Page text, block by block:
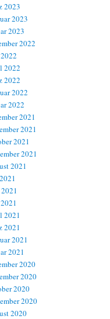
2023
2023
2023
2022
2022
2022
2022
2022
2021
2021
2021
2021
2021
2021
2021
2021
2021
2020
2020
2020
2020
2020